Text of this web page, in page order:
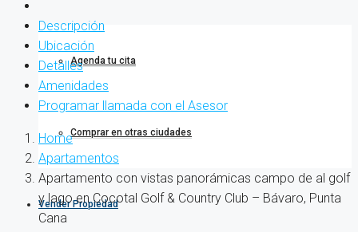
Agenda tu cita
Comprar en otras ciudades
Vender Propiedad
Descripción
Ubicación
Detalles
Amenidades
Programar llamada con el Asesor
Home
Apartamentos
Apartamento con vistas panorámicas campo de al golf
y lago en Cocotal Golf & Country Club – Bávaro, Punta
Cana